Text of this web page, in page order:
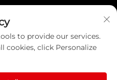
Casting Pipe Co., Ltd.
de confidentialité
to provide our services.
cookies, click Personalize